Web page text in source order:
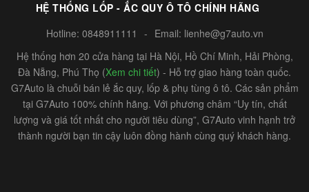
HỆ THỐNG LỐP - ẮC QUY Ô TÔ CHÍNH HÃNG
Hotline: 0848911111 - Email: lienhe@g7auto.vn
Hệ thống hơn 20 cửa hàng tại Hà Nội, Hồ Chí Minh, Hải Phòng,
Đà Nẵng, Phú Thọ (Xem chi tiết) - Hỗ trợ giao hàng toàn quốc.
G7Auto là chuỗi bán lẻ ắc quy, lốp & phụ tùng ô tô. Các sản phẩm
tại G7Auto 100% chính hãng. Với phương châm “Uy tín, chất
lượng và giá tốt nhất cho người tiêu dùng”, G7Auto vinh hạnh trở
thành người bạn tin cậy luôn đồng hành cùng quý khách hàng.